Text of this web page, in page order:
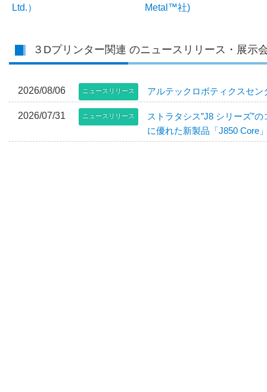
Ltd.）
Metal™社)
３Dプリンター関連 のニュースリリース・展示
2026/08/06 ニュースリリース アルテックロボティクスセ
2026/07/31 ニュースリリース
ストラタシス”J8 シリーズ”
に優れた新製品「J850 Core